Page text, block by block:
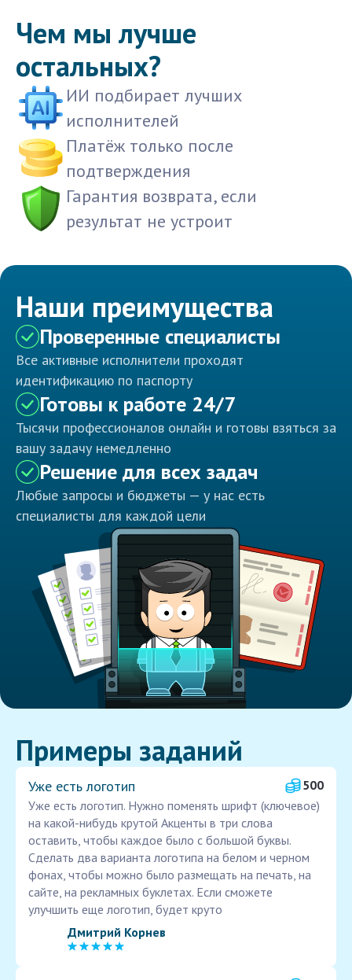
Чем мы лучше
остальных?
ИИ подбирает лучших
исполнителей
Платёж только после
подтверждения
Гарантия возврата, если
результат не устроит
Наши преимущества
Проверенные специалисты
Все активные исполнители проходят
идентификацию по паспорту
Готовы к работе 24/7
Тысячи профессионалов онлайн и готовы взяться за
вашу задачу немедленно
Решение для всех задач
Любые запросы и бюджеты — у нас есть
специалисты для каждой цели
Примеры заданий
Уже есть логотип
500
Уже есть логотип. Нужно поменять шрифт (ключевое)
на какой-нибудь крутой Акценты в три слова
оставить, чтобы каждое было с большой буквы.
Сделать два варианта логотипа на белом и черном
фонах, чтобы можно было размещать на печать, на
сайте, на рекламных буклетах. Если сможете
улучшить еще логотип, будет круто
Дмитрий Корнев